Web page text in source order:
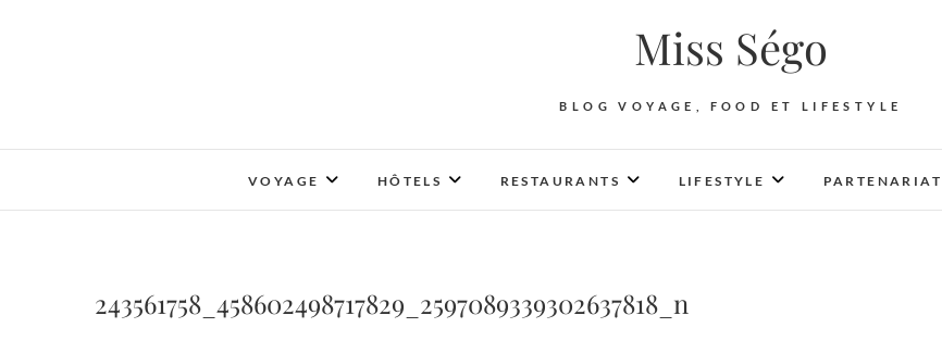
Miss Ségo
BLOG VOYAGE, FOOD ET LIFESTYLE
VOYAGE HÔTELS RESTAURANTS LIFESTYLE PARTENARIAT
243561758_458602498717829_2597089339302637818_n